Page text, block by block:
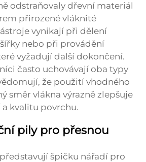
odstraňovaly dřevní materiál
přirozené vláknité
vynikají při dělení
nebo při provádění
vyžadují další dokončení.
často uchovávají oba typy
že použití vhodného
směr vlákna výrazně zlepšuje
kvalitu povrchu.
pily pro přesnou
špičku nářadí pro